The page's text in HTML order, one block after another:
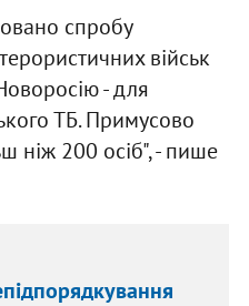
спробу
військ
- для
ТБ. Примусово
ніж 200 осіб", - пише